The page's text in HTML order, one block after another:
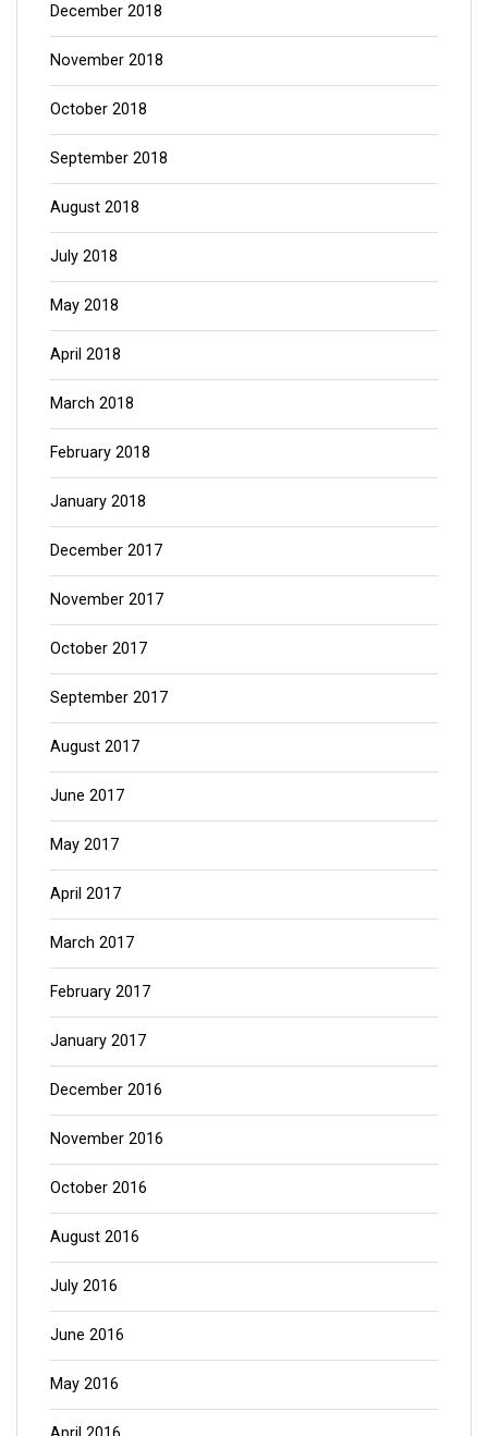
December 2018
November 2018
October 2018
September 2018
August 2018
July 2018
May 2018
April 2018
March 2018
February 2018
January 2018
December 2017
November 2017
October 2017
September 2017
August 2017
June 2017
May 2017
April 2017
March 2017
February 2017
January 2017
December 2016
November 2016
October 2016
August 2016
July 2016
June 2016
May 2016